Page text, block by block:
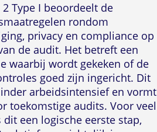
2 Type I beoordeelt de
rondom
privacy en compliance op
de audit. Het betreft een
waarbij wordt gekeken of de
goed zijn ingericht. Dit
arbeidsintensief en vormt
toekomstige audits. Voor veel
een logische eerste stap,